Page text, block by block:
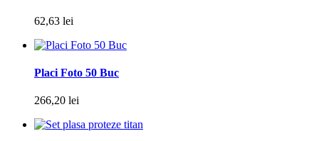
62,63 lei
Placi Foto 50 Buc
266,20 lei